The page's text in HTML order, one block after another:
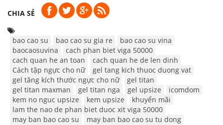
CHIA SẺ
bao cao su bao cao su gia re
bao cao su vina
baocaosuvina
cach phan biet viga 50000
cach quan he an toan
cach quan he de len dinh
Cách tập ngực cho nữ
gel tang kich thuoc duong vat
gel tăng kích thước ngực cho nữ
gel titan
gel titan maxman
gel titan nga gel upsize
icomdom
kem no nguc upsize
kem upsize
khuyến mãi
lam the nao de phan biet duoc xit viga 50000
may ban bao cao su
may ban bao cao su tu dong